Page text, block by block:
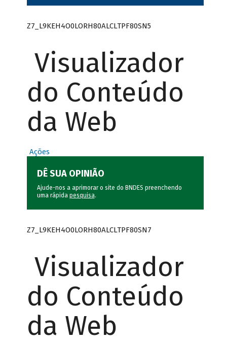
Z7_L9KEH4O0LORH80ALCLTPF80SN5
Visualizador
do Conteúdo
da Web
Ações
DÊ SUA OPINIÃO
Ajude-nos a aprimorar o site do BNDES preenchendo
uma rápida pesquisa.
Z7_L9KEH4O0LORH80ALCLTPF80SN7
Visualizador
do Conteúdo
da Web